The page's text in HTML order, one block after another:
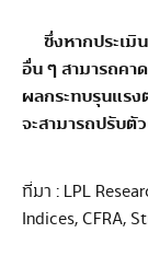
ซึ่งหากประเมิ
อื่น ๆ สามารถคา
ผลกระทบรุนแร
จะสามารถปรับตั
ที่มา : LPL
Indices, CFRA,